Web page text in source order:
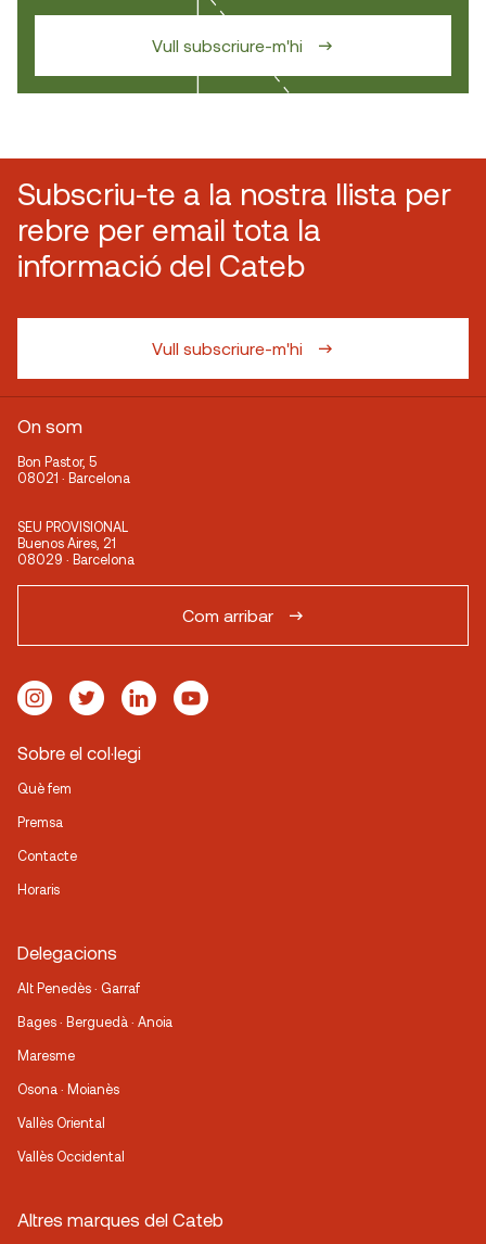
Vull subscriure-m'hi
Subscriu-te a la nostra llista per
rebre per email tota la
informació del Cateb
Vull subscriure-m'hi
On som
Bon Pastor, 5
08021 · Barcelona
SEU PROVISIONAL
Buenos Aires, 21
08029 · Barcelona
Com arribar
Sobre el col·legi
Què fem
Premsa
Contacte
Horaris
Delegacions
Alt Penedès · Garraf
Bages · Berguedà · Anoia
Maresme
Osona · Moianès
Vallès Oriental
Vallès Occidental
Altres marques del Cateb